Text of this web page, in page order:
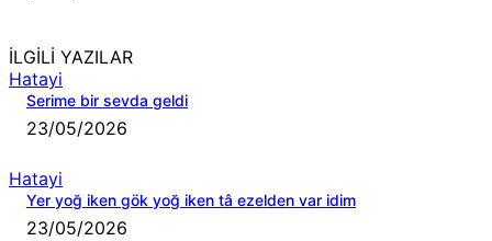
İLGİLİ YAZILAR
Hatayi
Serime bir sevda geldi
23/05/2026
Hatayi
Yer yoğ iken gök yoğ iken tâ ezelden var idim
23/05/2026